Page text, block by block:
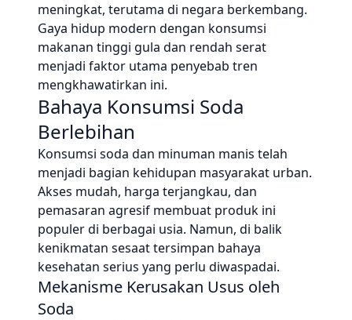
meningkat, terutama di negara berkembang.
Gaya hidup modern dengan konsumsi
makanan tinggi gula dan rendah serat
menjadi faktor utama penyebab tren
mengkhawatirkan ini.
Bahaya Konsumsi Soda
Berlebihan
Konsumsi soda dan minuman manis telah
menjadi bagian kehidupan masyarakat urban.
Akses mudah, harga terjangkau, dan
pemasaran agresif membuat produk ini
populer di berbagai usia. Namun, di balik
kenikmatan sesaat tersimpan bahaya
kesehatan serius yang perlu diwaspadai.
Mekanisme Kerusakan Usus oleh
Soda